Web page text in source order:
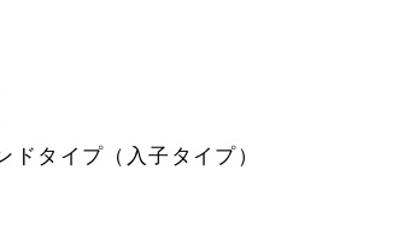
ドタイプ（入子タイプ）